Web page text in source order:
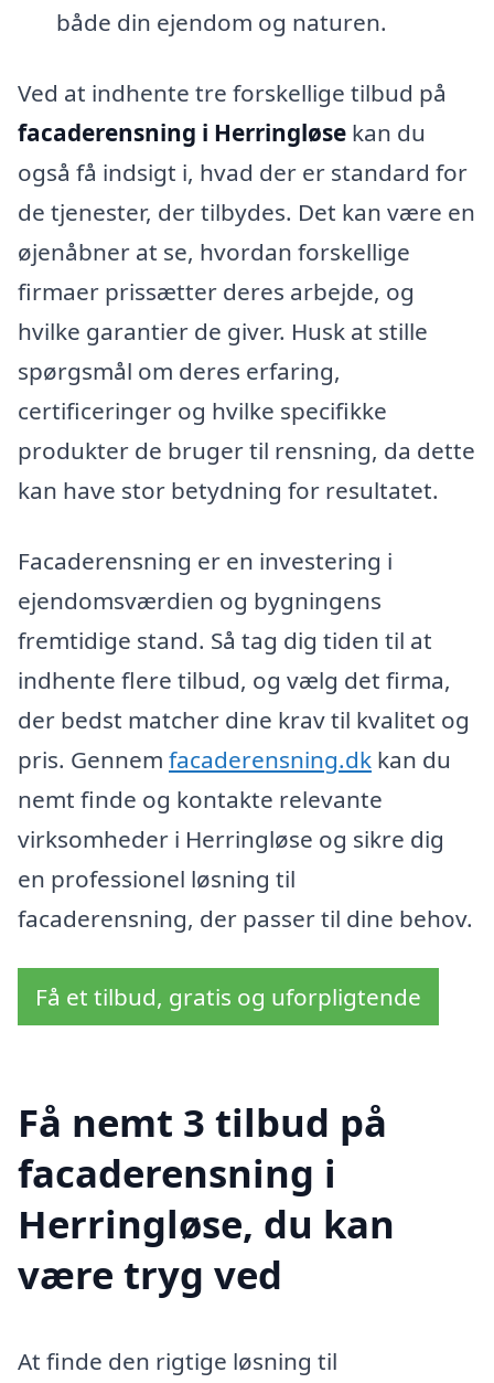
både din ejendom og naturen.
Ved at indhente tre forskellige tilbud på
facaderensning i Herringløse kan du
også få indsigt i, hvad der er standard for
de tjenester, der tilbydes. Det kan være en
øjenåbner at se, hvordan forskellige
firmaer prissætter deres arbejde, og
hvilke garantier de giver. Husk at stille
spørgsmål om deres erfaring,
certificeringer og hvilke specifikke
produkter de bruger til rensning, da dette
kan have stor betydning for resultatet.
Facaderensning er en investering i
ejendomsværdien og bygningens
fremtidige stand. Så tag dig tiden til at
indhente flere tilbud, og vælg det firma,
der bedst matcher dine krav til kvalitet og
pris. Gennem facaderensning.dk kan du
nemt finde og kontakte relevante
virksomheder i Herringløse og sikre dig
en professionel løsning til
facaderensning, der passer til dine behov.
Få et tilbud, gratis og uforpligtende
Få nemt 3 tilbud på
facaderensning i
Herringløse, du kan
være tryg ved
At finde den rigtige løsning til